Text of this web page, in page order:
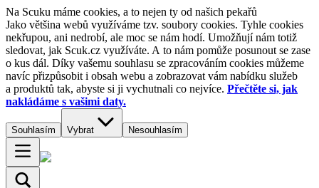
Na Scuku máme cookies, a to nejen ty od našich pekařů
Jako většina webů využíváme tzv. soubory cookies. Tyhle cookies
nekřupou, ani nedrobí, ale moc se nám hodí. Umožňují nám totiž
sledovat, jak Scuk.cz využíváte. A to nám pomůže posunout se zase
o kus dál. Díky vašemu souhlasu se zpracováním cookies můžeme
navíc přizpůsobit i obsah webu a zobrazovat vám nabídku služeb
a produktů tak, abyste si ji vychutnali co nejvíce. Přečtěte si, jak
nakládáme s vašimi daty.
Souhlasím Vybrat Nesouhlasím